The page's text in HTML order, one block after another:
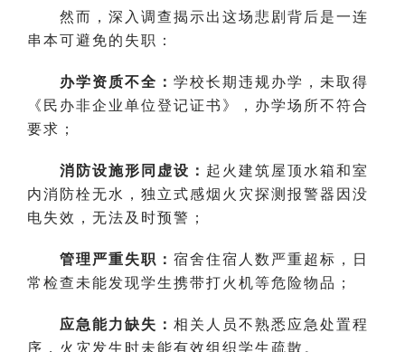
然而，深入调查揭示出这场悲剧背后是一连
串本可避免的失职：
办学资质不全： 学校长期违规办学，未取得
《民办非企业单位登记证书》，办学场所不符合
要求；
消防设施形同虚设： 起火建筑屋顶水箱和室
内消防栓无水，独立式感烟火灾探测报警器因没
电失效，无法及时预警；
管理严重失职： 宿舍住宿人数严重超标，日
常检查未能发现学生携带打火机等危险物品；
应急能力缺失： 相关人员不熟悉应急处置程
序，火灾发生时未能有效组织学生疏散。